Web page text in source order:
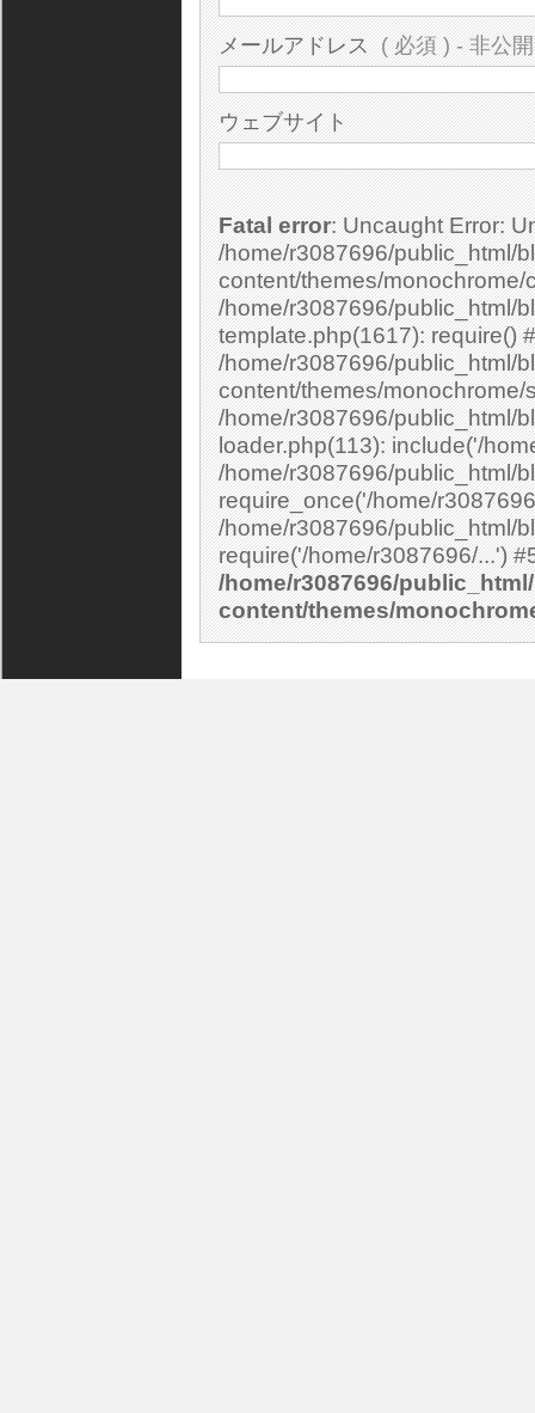
メールアドレス ( 必須 ) - 非公
ウェブサイト
Fatal error: Uncaught Error: Undefined constant "cs_print_smilies" in
/home/r3087696/public_html/
content/themes/
/home/r3087696/public_html/
template.php(1617): require()
/home/r3087696/public_html/
content/themes/
/home/r3087696/public_html/
loader.php(113): include('/
/home/r3087696/public_html/
require_once('/home/
/home/r3087696/public_html/
/home/r3087696/
content/themes/